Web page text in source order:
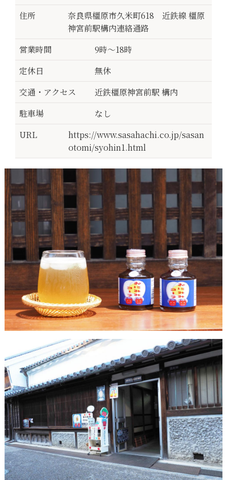
住所
奈良県橿原市久米町618 近鉄線 橿原
神宮前駅構内連絡通路
営業時間
9時～18時
定休日
無休
交通・アクセス
近鉄橿原神宮前駅 構内
駐車場
なし
URL
https://www.sasahachi.co.jp/sasan
otomi/syohin1.html